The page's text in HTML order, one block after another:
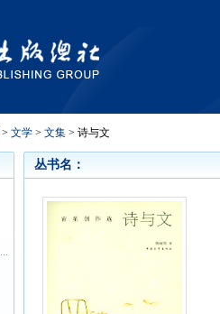
> 文学 > 文集 > 诗与文
丛书名：